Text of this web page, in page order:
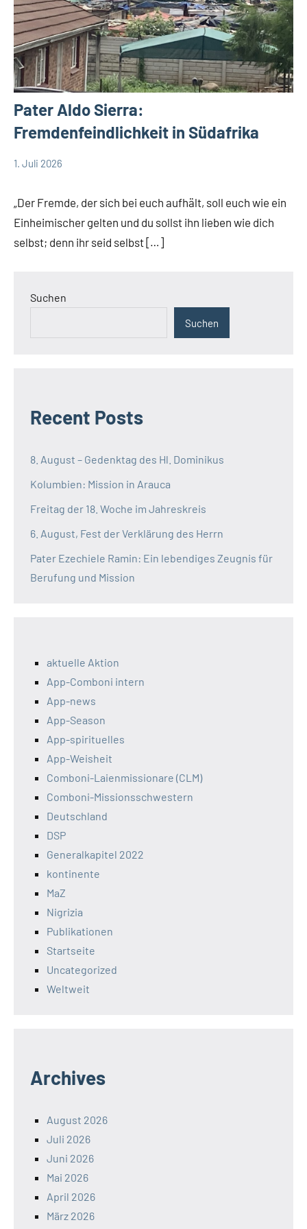
Pater Aldo Sierra:
Fremdenfeindlichkeit in Südafrika
1. Juli 2026
„Der Fremde, der sich bei euch aufhält, soll euch wie ein
Einheimischer gelten und du sollst ihn lieben wie dich
selbst; denn ihr seid selbst […]
Suchen
Suchen
Recent Posts
8. August – Gedenktag des Hl. Dominikus
Kolumbien: Mission in Arauca
Freitag der 18. Woche im Jahreskreis
6. August, Fest der Verklärung des Herrn
Pater Ezechiele Ramin: Ein lebendiges Zeugnis für
Berufung und Mission
aktuelle Aktion
App-Comboni intern
App-news
App-Season
App-spirituelles
App-Weisheit
Comboni-Laienmissionare (CLM)
Comboni-Missionsschwestern
Deutschland
DSP
Generalkapitel 2022
kontinente
MaZ
Nigrizia
Publikationen
Startseite
Uncategorized
Weltweit
Archives
August 2026
Juli 2026
Juni 2026
Mai 2026
April 2026
März 2026